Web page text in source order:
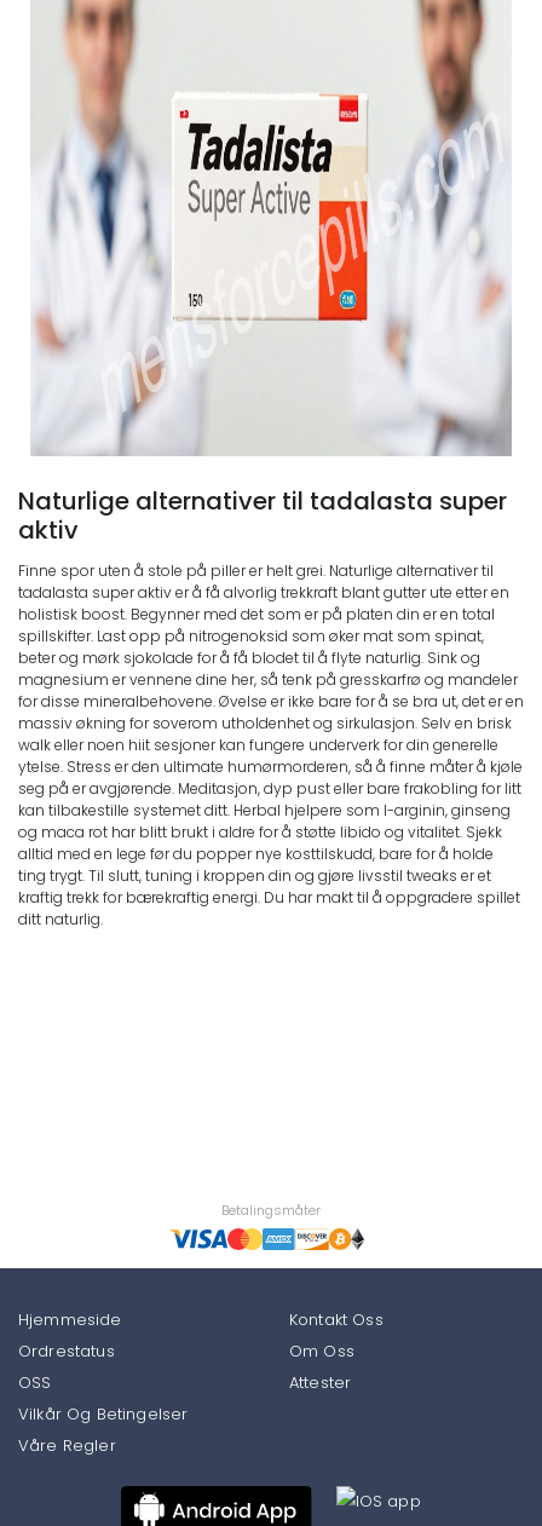
Naturlige alternativer til tadalasta super
aktiv
Finne spor uten å stole på piller er helt grei. Naturlige alternativer til
tadalasta super aktiv er å få alvorlig trekkraft blant gutter ute etter en
holistisk boost. Begynner med det som er på platen din er en total
spillskifter. Last opp på nitrogenoksid som øker mat som spinat,
beter og mørk sjokolade for å få blodet til å flyte naturlig. Sink og
magnesium er vennene dine her, så tenk på gresskarfrø og mandeler
for disse mineralbehovene. Øvelse er ikke bare for å se bra ut, det er en
massiv økning for soverom utholdenhet og sirkulasjon. Selv en brisk
walk eller noen hiit sesjoner kan fungere underverk for din generelle
ytelse. Stress er den ultimate humørmorderen, så å finne måter å kjøle
seg på er avgjørende. Meditasjon, dyp pust eller bare frakobling for litt
kan tilbakestille systemet ditt. Herbal hjelpere som l-arginin, ginseng
og maca rot har blitt brukt i aldre for å støtte libido og vitalitet. Sjekk
alltid med en lege før du popper nye kosttilskudd, bare for å holde
ting trygt. Til slutt, tuning i kroppen din og gjøre livsstil tweaks er et
kraftig trekk for bærekraftig energi. Du har makt til å oppgradere spillet
ditt naturlig.
Betalingsmåter
Hjemmeside
Ordrestatus
OSS
Kontakt Oss
Om Oss
Attester
Vilkår Og Betingelser
Våre Regler